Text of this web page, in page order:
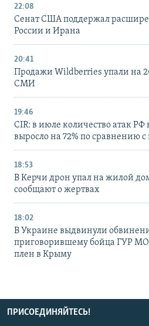
22:08
Сенат США поддержал
России и Ирана
20:41
Продажи Wildberries упали на
СМИ
19:46
CIR: в июле количество атак
выросло на 72% по сравнению
18:53
В Керчи дрон упал на жилой
сообщают о жертвах
18:02
В Украине выдвинули
приговорившему бойца ГУР
плен в Крыму
ПРИСОЕДИНЯЙТЕСЬ!